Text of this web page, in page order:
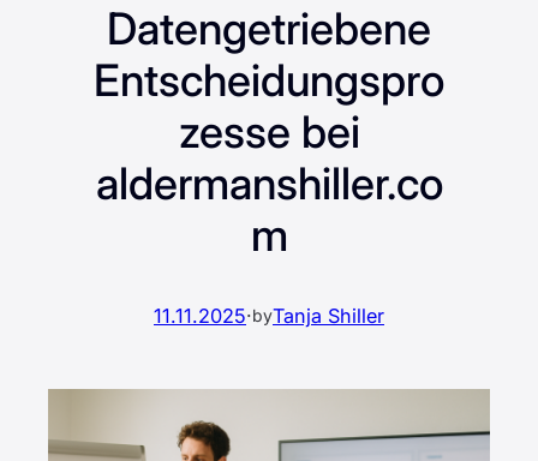
Datengetriebene
Entscheidungspro
zesse bei
aldermanshiller.co
m
11.11.2025·byTanja Shiller